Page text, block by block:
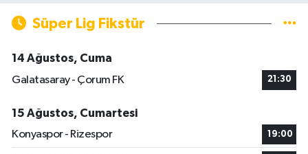
Süper Lig Fikstür
14 Ağustos, Cuma
Galatasaray - Çorum FK
21:30
15 Ağustos, Cumartesi
Konyaspor - Rizespor
19:00